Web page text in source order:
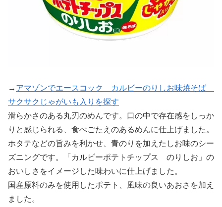
→ アマゾンでエースコック カルビーのりしお味焼そば
サクサクじゃがいも入りを探す
滑らかさのある丸刃のめんです。口の中で存在感をしっか
りと感じられる、食べごたえのあるめんに仕上げました。
ホタテなどの旨みを利かせ、青のりを加えたしお味のシー
ズニングです。「カルビーポテトチップス のりしお」の
おいしさをイメージした味わいに仕上げました。
国産原料のみを使用したポテト、風味の良いあおさを加え
ました。